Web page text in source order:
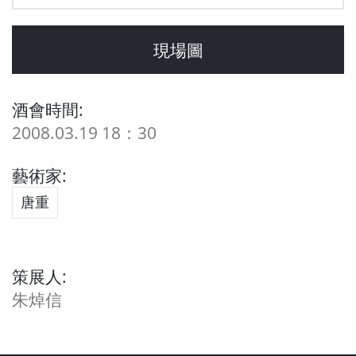
現場圖
酒會時間:
2008.03.19 18：30
藝術家:
唐重
策展人:
朱焯信